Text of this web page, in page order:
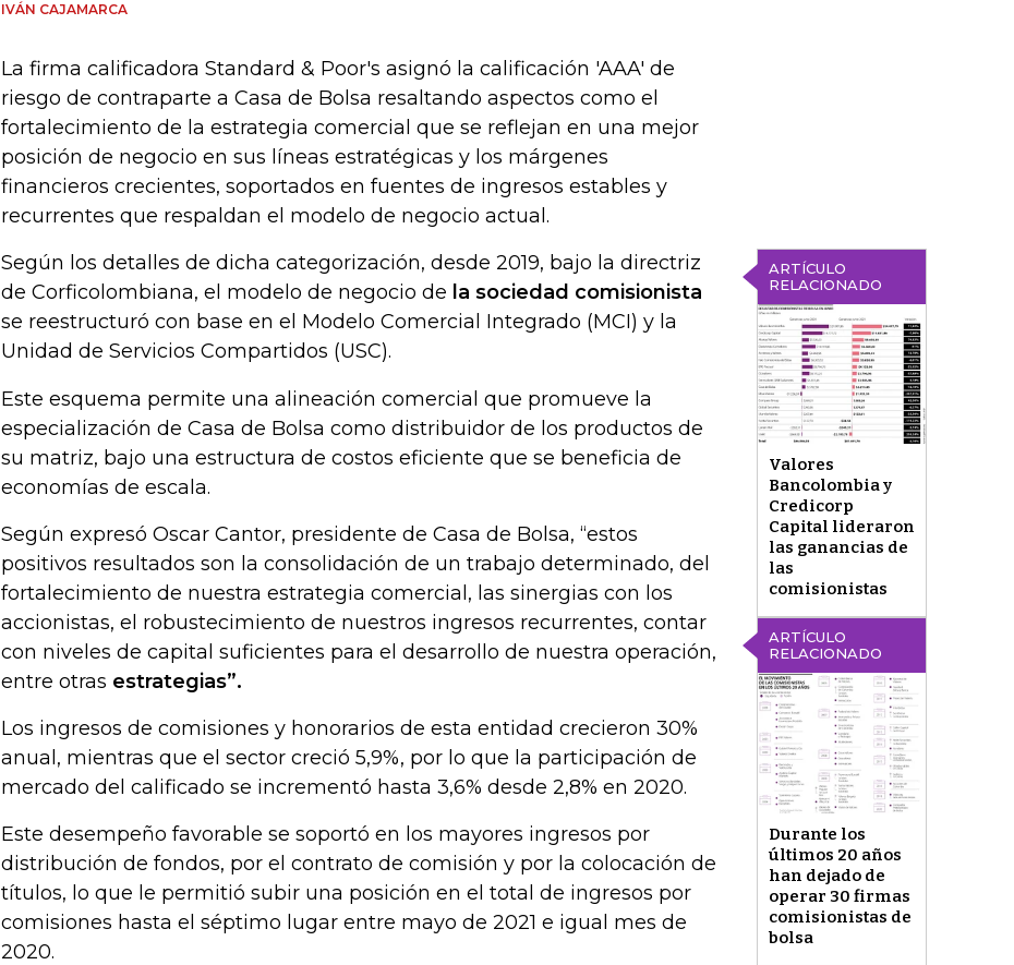
IVÁN CAJAMARCA
La firma calificadora Standard & Poor's asignó la calificación 'AAA' de
riesgo de contraparte a Casa de Bolsa resaltando aspectos como el
fortalecimiento de la estrategia comercial que se reflejan en una mejor
posición de negocio en sus líneas estratégicas y los márgenes
financieros crecientes, soportados en fuentes de ingresos estables y
recurrentes que respaldan el modelo de negocio actual.
ARTÍCULO
RELACIONADO
Valores
Bancolombia y
Credicorp
Capital lideraron
las ganancias de
las
comisionistas
Según los detalles de dicha categorización, desde 2019, bajo la directriz
de Corficolombiana, el modelo de negocio de la sociedad comisionista
se reestructuró con base en el Modelo Comercial Integrado (MCI) y la
Unidad de Servicios Compartidos (USC).
Este esquema permite una alineación comercial que promueve la
especialización de Casa de Bolsa como distribuidor de los productos de
su matriz, bajo una estructura de costos eficiente que se beneficia de
economías de escala.
ARTÍCULO
RELACIONADO
Durante los
últimos 20 años
han dejado de
operar 30 firmas
comisionistas de
bolsa
Según expresó Oscar Cantor, presidente de Casa de Bolsa, “estos
positivos resultados son la consolidación de un trabajo determinado, del
fortalecimiento de nuestra estrategia comercial, las sinergias con los
accionistas, el robustecimiento de nuestros ingresos recurrentes, contar
con niveles de capital suficientes para el desarrollo de nuestra operación,
entre otras estrategias”.
Los ingresos de comisiones y honorarios de esta entidad crecieron 30%
anual, mientras que el sector creció 5,9%, por lo que la participación de
mercado del calificado se incrementó hasta 3,6% desde 2,8% en 2020.
Este desempeño favorable se soportó en los mayores ingresos por
distribución de fondos, por el contrato de comisión y por la colocación de
títulos, lo que le permitió subir una posición en el total de ingresos por
comisiones hasta el séptimo lugar entre mayo de 2021 e igual mes de
2020.